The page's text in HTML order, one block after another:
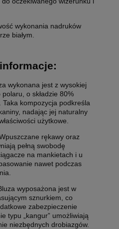
wykonania nadruków
białym.
wykonana jest z wysokiej
o składzie 80%
Taka kompozycja podkreśla
nadając jej naturalny
użytkowe.
rękawy oraz
pełną swobodę
na mankietach i u
nawet podczas
wyposażona jest w
sznurkiem, co
zabezpieczenie
typu „kangur” umożliwiają
niezbędnych drobiazgów.